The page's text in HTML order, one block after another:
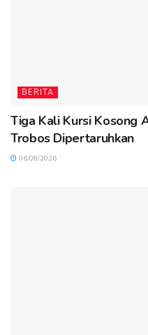
BERITA
Tiga Kali Kursi Kosong
Trobos Dipertaruhkan
06/08/2026